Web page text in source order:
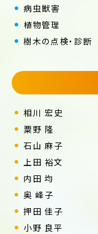
病虫獣害
植物管理
樹木の点検・診断
相川 宏史
粟野 隆
石山 麻子
上田 裕文
内田 均
奥 峰子
押田 佳子
小野 良平